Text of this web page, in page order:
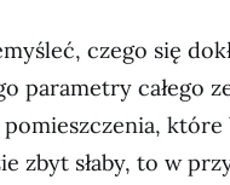
czego się
parametry całego
które
zbyt słaby, to w